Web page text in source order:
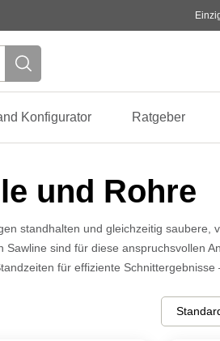
Konfigurator Ratgeber
und Rohre
standhalten und gleichzeitig saubere,
sind für diese anspruchsvollen
für effiziente Schnittergebnisse